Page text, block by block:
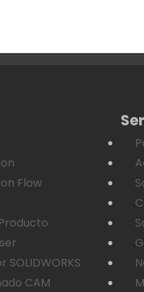
Flow
CAM